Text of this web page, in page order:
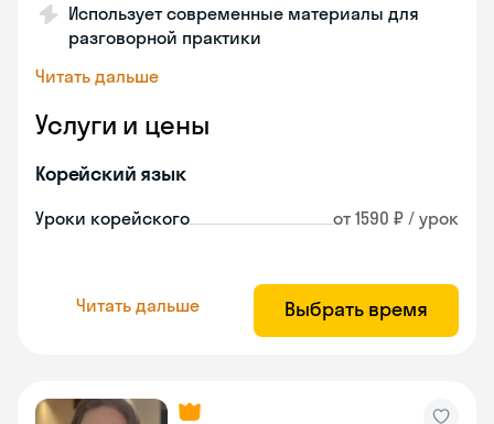
Использует современные материалы для
разговорной практики
Читать дальше
Услуги и цены
Корейский язык
Уроки корейского от 1590 ₽ / урок
Читать дальше Выбрать время